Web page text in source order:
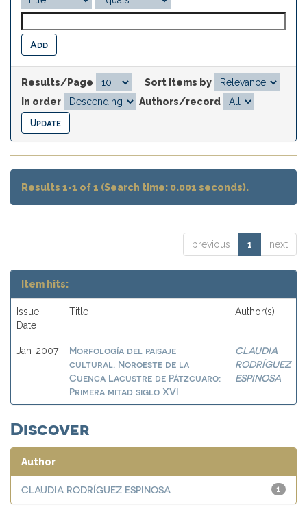
Results/Page
Sort items by
In order
Authors/record
Results 1-1 of 1 (Search time: 0.001 seconds).
previous 1 next
Item hits:
Issue
Date
Title Author(s)
Jan-2007
Morfología del paisaje
cultural. Noroeste de la
Cuenca Lacustre de Pátzcuaro:
Primera mitad siglo XVI
CLAUDIA
RODRÍGUEZ
ESPINOSA
Discover
Author
1
CLAUDIA RODRÍGUEZ ESPINOSA